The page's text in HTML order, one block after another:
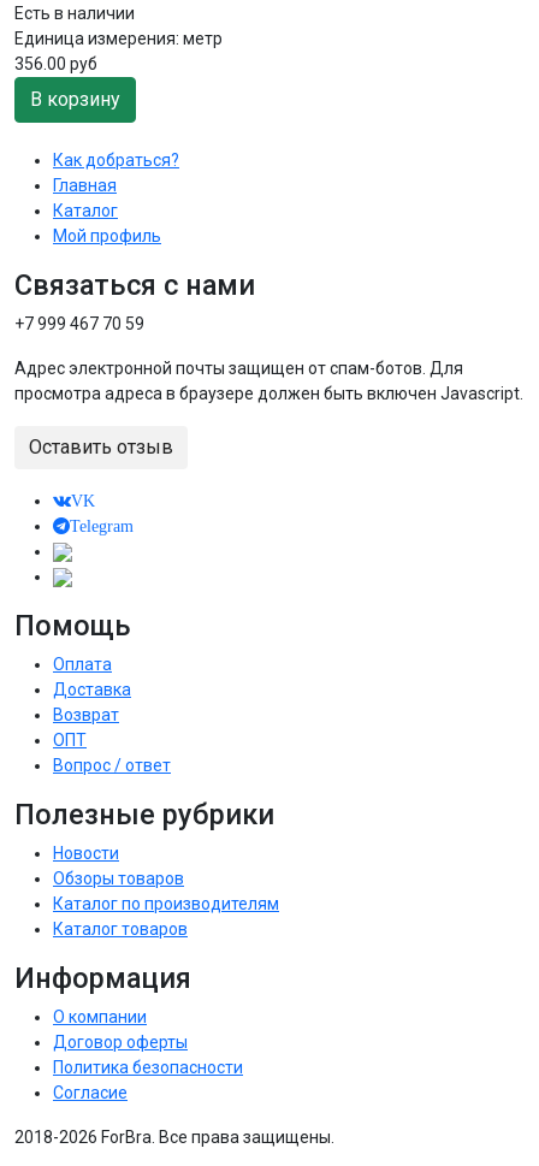
Есть в наличии
Единица измерения: метр
356.00 руб
В корзину
Как добраться?
Главная
Каталог
Мой профиль
Связаться с нами
+7 999 467 70 59
Адрес электронной почты защищен от спам-ботов. Для
просмотра адреса в браузере должен быть включен Javascript.
Оставить отзыв
VK
Telegram
Помощь
Оплата
Доставка
Возврат
ОПТ
Вопрос / ответ
Полезные рубрики
Новости
Обзоры товаров
Каталог по производителям
Каталог товаров
Информация
О компании
Договор оферты
Политика безопасности
Согласие
2018-2026 ForBra. Все права защищены.